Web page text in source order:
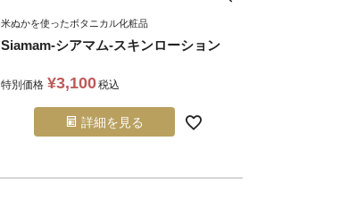
米ぬかを使ったボタニカル化粧品
Siamam-シアマム-スキンローション
特別価格 ¥3,100税込
詳細を見る